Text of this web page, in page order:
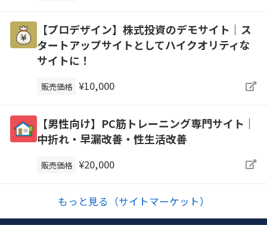
【プロデザイン】株式投資のデモサイト｜ス
タートアップサイトとしてハイクオリティな
サイトに！
販売価格 ¥10,000
【男性向け】PC筋トレーニング専門サイト｜
中折れ・早漏改善・性生活改善
販売価格 ¥20,000
もっと見る（サイトマーケット）